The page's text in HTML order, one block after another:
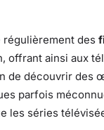
régulièrement des
offrant ainsi aux
de découvrir des
parfois
les séries